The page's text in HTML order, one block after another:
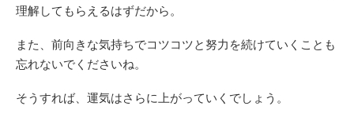
理解してもらえるはずだから。
また、前向きな気持ちでコツコツと努力を続けていくことも
忘れないでくださいね。
そうすれば、運気はさらに上がっていくでしょう。